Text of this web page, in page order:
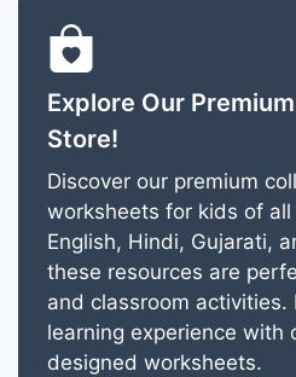
Explore Our
Store!
Discover our premium
worksheets for kids of all
English, Hindi, Gujarati,
these resources are
and classroom activities.
learning experience with
designed worksheets.